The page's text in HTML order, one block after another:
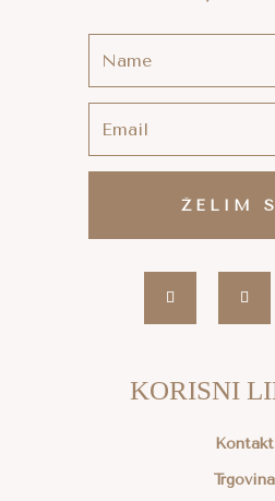
ŽELIM
KORISNI
Kontakt
Trgovina